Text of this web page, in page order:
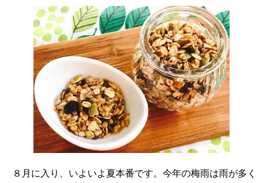
８月に入り、いよいよ夏本番です。今年の梅雨は雨が多く